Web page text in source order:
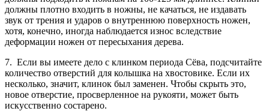
должны плотно входить в ножны, не качаться, не издавать
звук от трения и ударов о внутреннюю поверхность ножен,
хотя, конечно, иногда наблюдается износ вследствие
деформации ножен от пересыхания дерева.
7. Если вы имеете дело с клинком периода Сёва, подсчитайте
количество отверстий для колышка на хвостовике. Если их
несколько, значит, клинок был заменен. Чтобы скрыть это,
новое отверстие, просверленное на рукояти, может быть
искусственно состарено.